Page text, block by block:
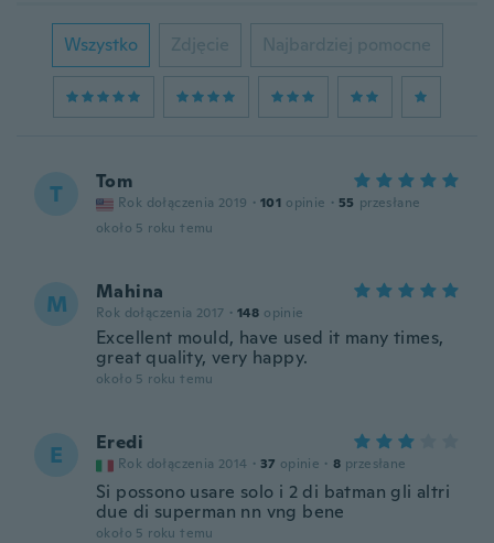
Wszystko Zdjęcie Najbardziej pomocne
T Tom
Rok dołączenia 2019 · 101 opinie · 55 przesłane
około 5 roku temu
M Mahina
Rok dołączenia 2017 · 148 opinie
Excellent mould, have used it many times,
great quality, very happy.
około 5 roku temu
E Eredi
Rok dołączenia 2014 · 37 opinie · 8 przesłane
Si possono usare solo i 2 di batman gli altri
due di superman nn vng bene
około 5 roku temu